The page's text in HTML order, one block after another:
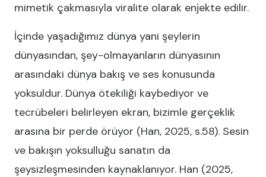
mimetik çakmasıyla viralite olarak enjekte edilir.
İçinde yaşadığımız dünya yani şeylerin
dünyasından, şey-olmayanların dünyasının
arasındaki dünya bakış ve ses konusunda
yoksuldur. Dünya ötekiliği kaybediyor ve
tecrübeleri belirleyen ekran, bizimle gerçeklik
arasına bir perde örüyor (Han, 2025, s.58). Sesin
ve bakışın yoksulluğu sanatın da
şeysizleşmesinden kaynaklanıyor. Han (2025,